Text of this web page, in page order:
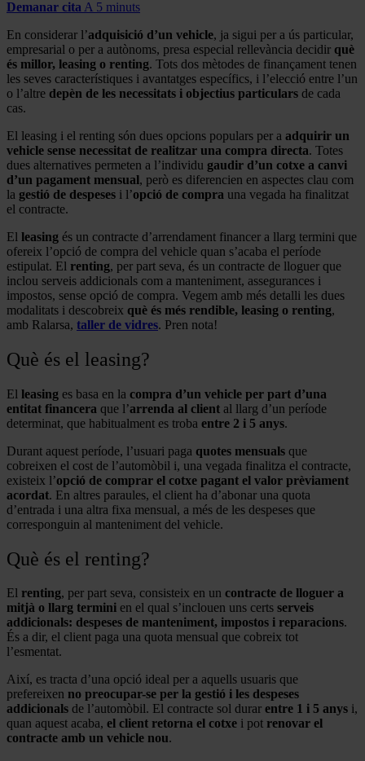
Demanar cita A 5 minuts
En considerar l’adquisició d’un vehicle, ja sigui per a ús particular,
empresarial o per a autònoms, presa especial rellevància decidir què
és millor, leasing o renting. Tots dos mètodes de finançament tenen
les seves característiques i avantatges específics, i l’elecció entre l’un
o l’altre depèn de les necessitats i objectius particulars de cada
cas.
El leasing i el renting són dues opcions populars per a adquirir un
vehicle sense necessitat de realitzar una compra directa. Totes
dues alternatives permeten a l’individu gaudir d’un cotxe a canvi
d’un pagament mensual, però es diferencien en aspectes clau com
la gestió de despeses i l’opció de compra una vegada ha finalitzat
el contracte.
El leasing és un contracte d’arrendament financer a llarg termini que
ofereix l’opció de compra del vehicle quan s’acaba el període
estipulat. El renting, per part seva, és un contracte de lloguer que
inclou serveis addicionals com a manteniment, assegurances i
impostos, sense opció de compra. Vegem amb més detalli les dues
modalitats i descobreix què és més rendible, leasing o renting,
amb Ralarsa, taller de vidres. Pren nota!
Què és el leasing?
El leasing es basa en la compra d’un vehicle per part d’una
entitat financera que l’arrenda al client al llarg d’un període
determinat, que habitualment es troba entre 2 i 5 anys.
Durant aquest període, l’usuari paga quotes mensuals que
cobreixen el cost de l’automòbil i, una vegada finalitza el contracte,
existeix l’opció de comprar el cotxe pagant el valor prèviament
acordat. En altres paraules, el client ha d’abonar una quota
d’entrada i una altra fixa mensual, a més de les despeses que
corresponguin al manteniment del vehicle.
Què és el renting?
El renting, per part seva, consisteix en un contracte de lloguer a
mitjà o llarg termini en el qual s’inclouen uns certs serveis
addicionals: despeses de manteniment, impostos i reparacions.
És a dir, el client paga una quota mensual que cobreix tot
l’esmentat.
Així, es tracta d’una opció ideal per a aquells usuaris que
prefereixen no preocupar-se per la gestió i les despeses
addicionals de l’automòbil. El contracte sol durar entre 1 i 5 anys i,
quan aquest acaba, el client retorna el cotxe i pot renovar el
contracte amb un vehicle nou.